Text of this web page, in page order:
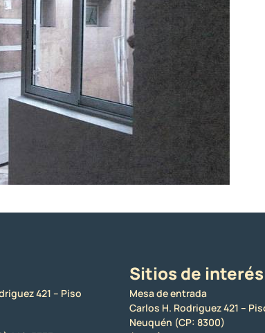
421 – Piso
Sitios de interés
Mesa de entrada
Carlos H. Rodriguez 421 –
Neuquén (CP: 8300)